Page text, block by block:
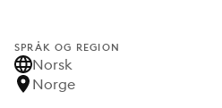
SPRÅK OG REGION
Norsk
Norge